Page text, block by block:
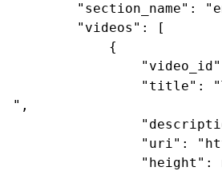
"section_name":
        "videos": [
            {
"title":
",
"uri":
"height":